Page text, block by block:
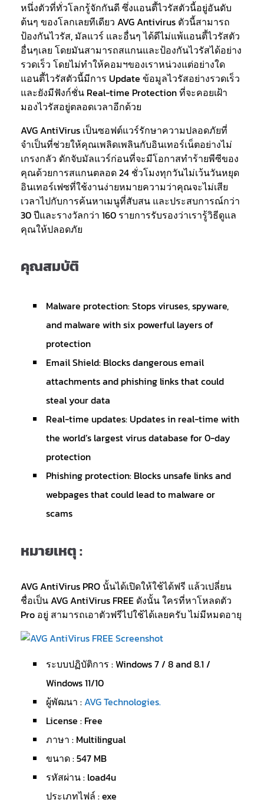
หนึ่งตัวที่ทั่วโลกรู้จักกันดี ซึ่งแอนตี้ไวรัสตัวนี้อยู่อันดับ
ต้นๆ ของโลกเลยทีเดียว AVG Antivirus ตัวนี้สามารถ
ป้องกันไวรัส, มัลแวร์ และอื่นๆ ได้ดีไม่แพ้แอนตี้ไวรัสตัว
อื่นๆเลย โดยมันสามารถสแกนและป้องกันไวรัสได้อย่าง
รวดเร็ว โดยไม่ทำให้คอมฯของเราหน่วงแต่อย่างใด
แอนตี้ไวรัสตัวนี้มีการ Update ข้อมูลไวรัสอย่างรวดเร็ว
และยังมีฟังก์ชั่น Real-time Protection ที่จะคอยเฝ้า
มองไวรัสอยู่ตลอดเวลาอีกด้วย
AVG AntiVirus เป็นซอฟต์แวร์รักษาความปลอดภัยที่
จำเป็นที่ช่วยให้คุณเพลิดเพลินกับอินเทอร์เน็ตอย่างไม่
เกรงกลัว ดักจับมัลแวร์ก่อนที่จะมีโอกาสทำร้ายพีซีของ
คุณด้วยการสแกนตลอด 24 ชั่วโมงทุกวันไม่เว้นวันหยุด
อินเทอร์เฟซที่ใช้งานง่ายหมายความว่าคุณจะไม่เสีย
เวลาไปกับการค้นหาเมนูที่สับสน และประสบการณ์กว่า
30 ปีและรางวัลกว่า 160 รายการรับรองว่าเรารู้วิธีดูแล
คุณให้ปลอดภัย
คุณสมบัติ
Malware protection: Stops viruses, spyware,
and malware with six powerful layers of
protection
Email Shield: Blocks dangerous email
attachments and phishing links that could
steal your data
Real-time updates: Updates in real-time with
the world’s largest virus database for 0-day
protection
Phishing protection: Blocks unsafe links and
webpages that could lead to malware or
scams
หมายเหตุ :
AVG AntiVirus PRO นั้นได้เปิดให้ใช้ได้ฟรี แล้วเปลี่ยน
ชื่อเป็น AVG AntiVirus FREE ดังนั้น ใครที่หาโหลดตัว
Pro อยู่ สามารถเอาตัวฟรีไปใช้ได้เลยครับ ไม่มีหมดอายุ
ระบบปฏิบัติการ : Windows 7 / 8 and 8.1 /
Windows 11/10
ผู้พัฒนา :AVG Technologies.
License : Free
ภาษา : Multilingual
ขนาด : 547 MB
รหัสผ่าน : load4u
ประเภทไฟล์ : exe